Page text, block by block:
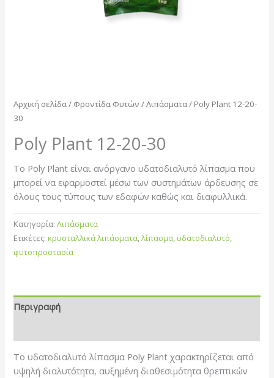
Αρχική σελίδα/ Φροντίδα Φυτών /Λιπάσματα/ Poly Plant 12-20-
30
Poly Plant 12-20-30
Tο Poly Plant είναι ανόργανο υδατοδιαλυτό λίπασμα που
μπορεί να εφαρμοστεί μέσω των συστημάτων άρδευσης σε
όλους τους τύπους των εδαφών καθώς και διαφυλλικά.
Κατηγορία:Λιπάσματα
Ετικέτες:κρυσταλλικά λιπάσματα,λίπασμα,υδατοδιαλυτό,
φυτοπροστασία
Περιγραφή
Το υδατοδιαλυτό λίπασμα Poly Plant χαρακτηρίζεται από
υψηλή διαλυτότητα, αυξημένη διαθεσιμότητα θρεπτικών